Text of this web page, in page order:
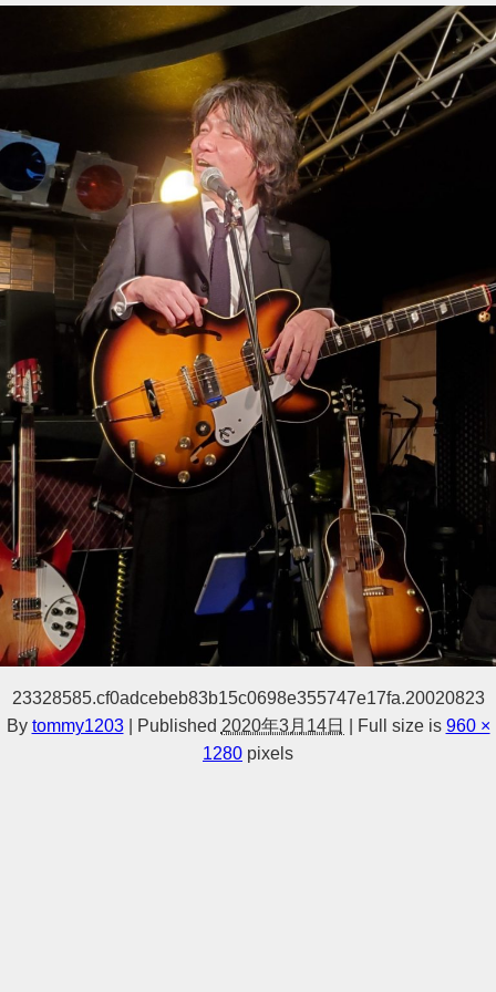
23328585.cf0adcebeb83b15c0698e355747e17fa.20020823
By tommy1203 Published 2020年3月14日 Full size is 960 ×
1280 pixels